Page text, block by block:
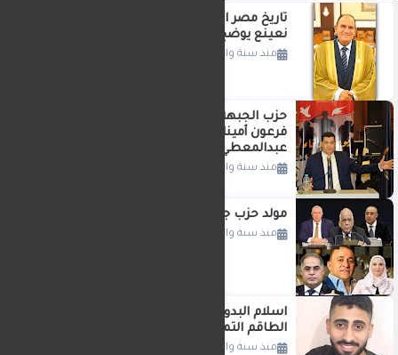
تاريخ مصر القارئ الدكتور الطبيب احمد
نعينع يوضح
منذ سنة واحدة
حزب الجبهه الوطنيه يختار النائب وليد
فرعون أمينا للحزب واللواء دكتور راضي
عبدالمعطي اميناا للتنظيم
منذ سنة واحدة
مولد حزب جديد حزب اتحاد مصر الوطنى
منذ سنة واحدة
اسلام البدوي.. شاب مصري يساعد
الطاقم التمريضي في رحلتهم إلى ألمانيا
منذ سنة واحدة